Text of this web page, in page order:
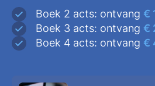
Boek 2 acts: ontvang €
Boek 3 acts: ontvang €
Boek 4 acts: ontvang €